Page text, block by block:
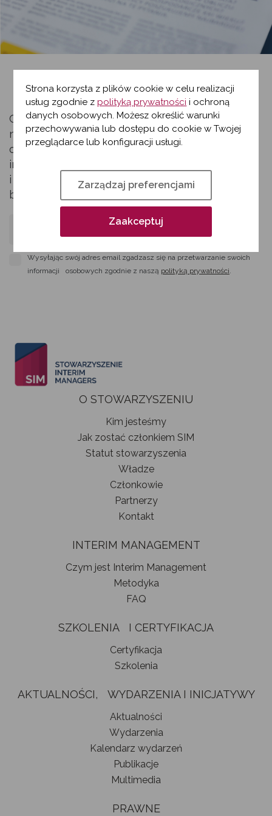
NEWSLETTER
Czy chcesz być na bieżąco z naszymi
nowościami, ciekawostkami i ekskluzywnymi
ofertami? Nie przegap żadnej ważnej
informacji! Zapisz się do naszego newslettera
i otrzymuj regularnie aktualizacje
bezpośrednio do swojej skrzynki e-mail.
Wysyłając swój adres email zgadzasz się na przetwarzanie swoich
informacji osobowych zgodnie z naszą polityką prywatności.
O STOWARZYSZENIU
Kim jesteśmy
Jak zostać członkiem SIM
Statut stowarzyszenia
Władze
Członkowie
Partnerzy
Kontakt
INTERIM MANAGEMENT
Czym jest Interim Management
Metodyka
FAQ
SZKOLENIA I CERTYFIKACJA
Certyfikacja
Szkolenia
AKTUALNOŚCI, WYDARZENIA I INICJATYWY
Aktualności
Wydarzenia
Kalendarz wydarzeń
Publikacje
Multimedia
PRAWNE
Strona korzysta z plików cookie w celu realizacji
usług zgodnie zpolityką prywatności i ochroną
danych osobowych. Możesz określić warunki
przechowywania lub dostępu do cookie w Twojej
przeglądarce lub konfiguracji usługi.
Zarządzaj preferencjami
Zaakceptuj